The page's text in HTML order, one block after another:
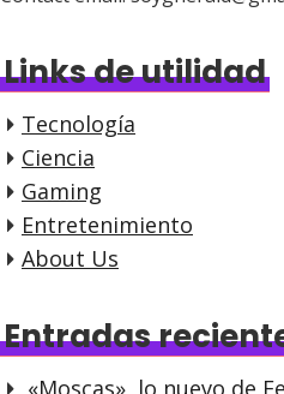
Links de utilidad
Tecnología
Ciencia
Gaming
Entretenimiento
About Us
Entradas